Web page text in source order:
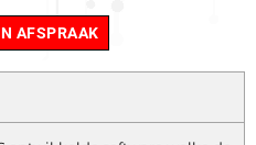
AFSPRAAK